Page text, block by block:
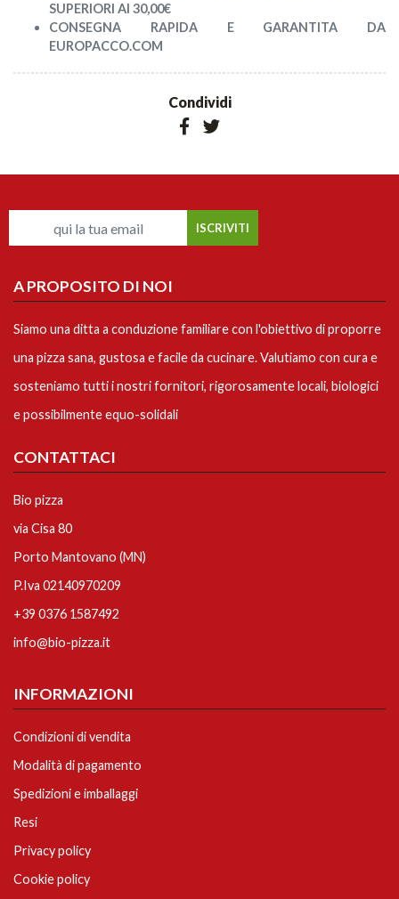
SUPERIORI AI 30,00€
CONSEGNA RAPIDA E GARANTITA DA
EUROPACCO.COM
Condividi
A PROPOSITO DI NOI
Siamo una ditta a conduzione familiare con l'obiettivo di proporre
una pizza sana, gustosa e facile da cucinare. Valutiamo con cura e
sosteniamo tutti i nostri fornitori, rigorosamente locali, biologici
e possibilmente equo-solidali
CONTATTACI
Bio pizza
via Cisa 80
Porto Mantovano (MN)
P.Iva 02140970209
+39 0376 1587492
info@bio-pizza.it
INFORMAZIONI
Condizioni di vendita
Modalità di pagamento
Spedizioni e imballaggi
Resi
Privacy policy
Cookie policy